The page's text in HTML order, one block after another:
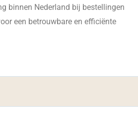
binnen Nederland bij bestellingen
een betrouwbare en efficiënte